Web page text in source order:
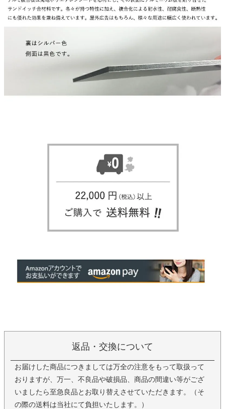
返品・交換について
お届けした商品につきましては万全の注意をもって取扱って
おりますが、万一、不良品や破損品、商品の間違い等がござ
いましたら至急良品とお取り替えさせていただきます。（そ
の際の送料は当社にて負担いたします。）